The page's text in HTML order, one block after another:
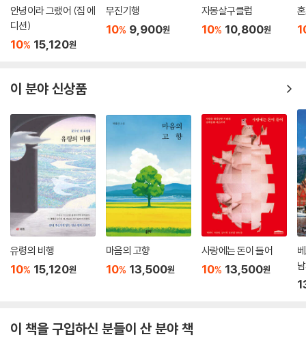
시 소설을 보는 즐거움이 기대됩니다.
Looking at the cover of this book, I feel and am moved again b
y the passing of time. The father who was the model of the fa
s, because this story is autobiographical, I look forward to rea
_단편 ?문 앞에서?의 소설가 이동하 (Novelist Lee Dong-ha)
우리가 사는 이 세상엔 크고 작은 폭력이 스며들어 있습니다. 그 폭력은 전
쟁처럼 확연히 드러나기도 하지만, 관습이나 문화라는 이름 아래 은밀하게
웅크린 것도 많습니다. 인간이 자기의 본성대로 살아가는 것을 방해하는
억압들. 거기에 익숙해져서 억압이라는 것조차 깨닫지 못할 때 문학은 슬
며시 그걸 가리키고 우리가 거기에서 벗어날 길은 없는지 묻습니다. 우리
가 사는 모습을 돌아보게 하고 사랑으로 나아가게 하는 이야기의 힘을 믿
습니다. 다른 문화 속에 살며 다른 언어를 사용하는 사람들 사이의 공감과
유대, 아시아의 바이링궐 에디션 시리즈가 그 가교가 되기를 바랍니다.
xamples as a war, but also many subtle ones that hide beneat
안녕이라 그랬어 (집 에
디션)
10% 15,120원
무진기행
10% 9,900원
자몽살구클럽
10% 10,800원
이 분야 신상품
유령의 비행
10% 15,120원
마음의 고향
10% 13,500원
사랑에는 돈이 들어
10% 13,500원
이 책을 구입하신 분들이 산 분야 책